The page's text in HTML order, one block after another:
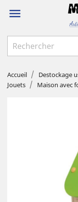

Accueil Destockage
Jouets
Maison avec